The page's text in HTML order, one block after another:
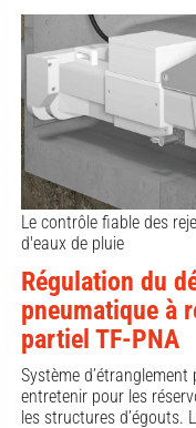
Le contrôle fiable des
d'eaux de pluie
Régulation du
pneumatique à
partiel TF-PNA
Système
entretenir pour les
les structures d’égouts.